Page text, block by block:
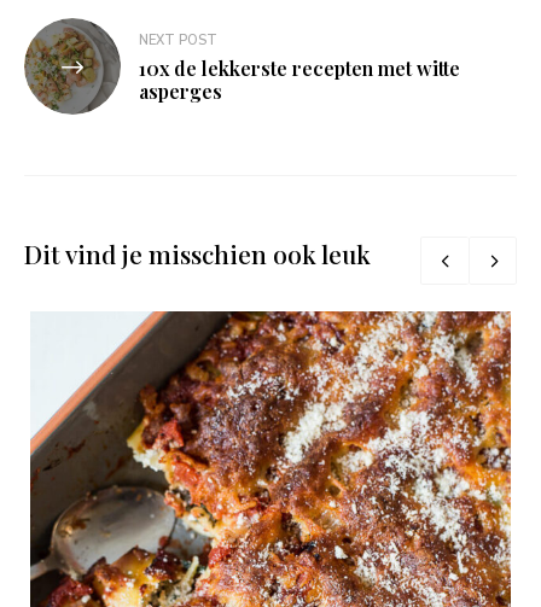
NEXT POST
10x de lekkerste recepten met witte
asperges
Dit vind je misschien ook leuk